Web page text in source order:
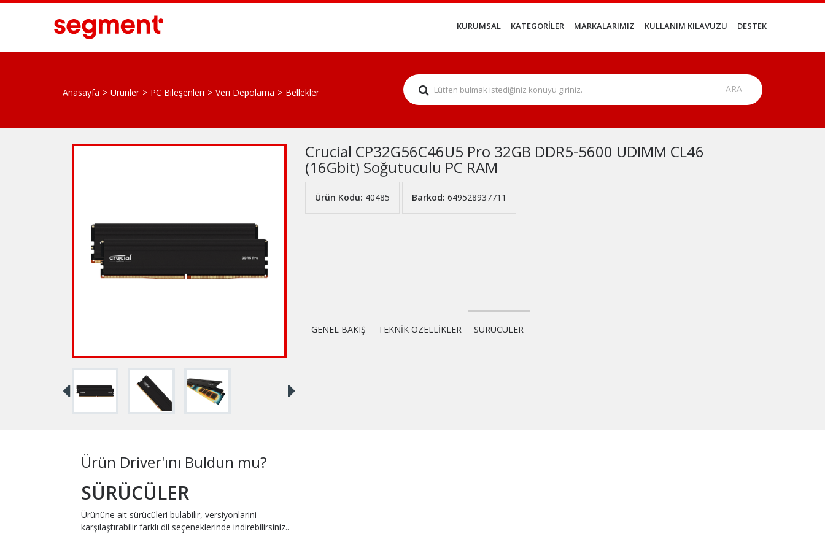
KURUMSAL KATEGORİLER MARKALARIMIZ KULLANIM KILAVUZU DESTEK
Anasayfa Ürünler PC Bileşenleri Veri Depolama Bellekler
Crucial CP32G56C46U5 Pro 32GB DDR5-5600 UDIMM CL46
(16Gbit) Soğutuculu PC RAM
Ürün Kodu: 40485 Barkod: 649528937711
GENEL BAKIŞ TEKNİK ÖZELLİKLER SÜRÜCÜLER
Ürün Driver'ını Buldun mu?
SÜRÜCÜLER
Ürününe ait sürücüleri bulabilir, versiyonlarini
karşılaştırabilir farklı dil seçeneklerinde indirebilirsiniz..